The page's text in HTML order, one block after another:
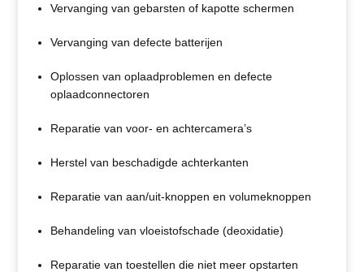
Vervanging van gebarsten of kapotte schermen
Vervanging van defecte batterijen
Oplossen van oplaadproblemen en defecte
oplaadconnectoren
Reparatie van voor- en achtercamera’s
Herstel van beschadigde achterkanten
Reparatie van aan/uit-knoppen en volumeknoppen
Behandeling van vloeistofschade (deoxidatie)
Reparatie van toestellen die niet meer opstarten